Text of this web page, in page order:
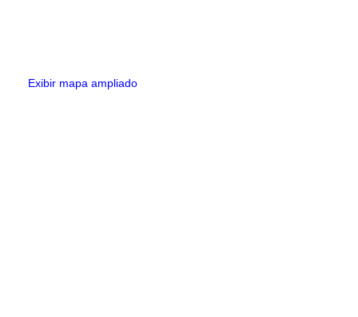
Exibir mapa ampliado